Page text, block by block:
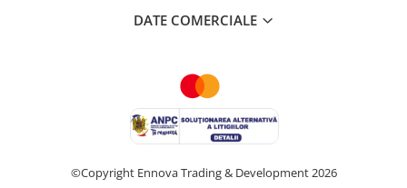
DATE COMERCIALE
©Copyright Ennova Trading & Development 2026